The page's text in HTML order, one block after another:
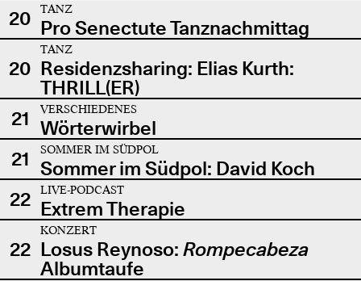
20
TANZ
Pro Senectute Tanznachmittag
20
TANZ
Residenzsharing: Elias Kurth:
THRILL(ER)
21
VERSCHIEDENES
Wörterwirbel
21
SOMMER IM SÜDPOL
Sommer im Südpol: David Koch
22
LIVE-PODCAST
Extrem Therapie
22
KONZERT
Losus Reynoso: Rompecabeza
Albumtaufe